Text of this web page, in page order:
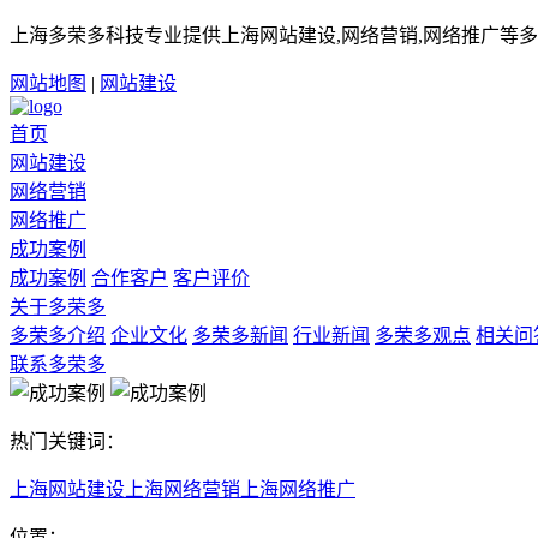
上海多荣多科技专业提供上海网站建设,网络营销,网络推广等
网站地图 | 网站建设
首页
网站建设
网络营销
网络推广
成功案例
成功案例 合作客户 客户评价
关于多荣多
多荣多介绍 企业文化 多荣多新闻 行业新闻 多荣多观点 相关问
联系多荣多
热门关键词：
上海网站建设 上海网络营销 上海网络推广